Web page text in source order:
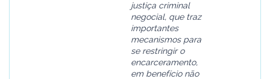
justiça criminal
negocial, que traz
importantes
mecanismos para
se restringir o
encarceramento,
em benefício não